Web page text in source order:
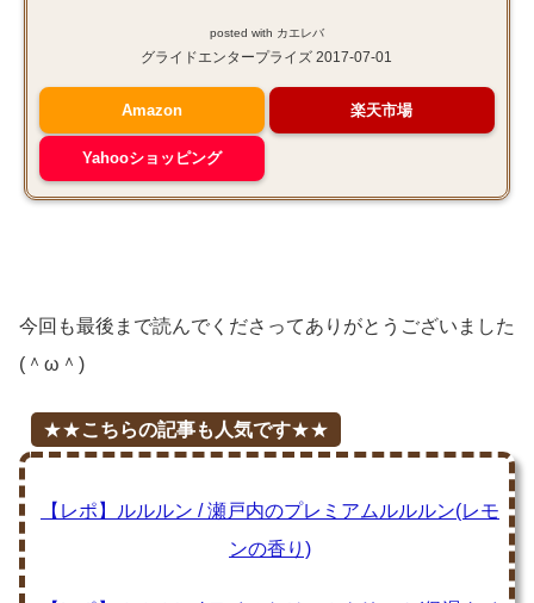
posted with カエレバ
グライドエンタープライズ 2017-07-01
Amazon 楽天市場
Yahooショッピング
今回も最後まで読んでくださってありがとうございました
(＾ω＾)
★★こちらの記事も人気です★★
【レポ】ルルルン / 瀬戸内のプレミアムルルルン(レモ
ンの香り)